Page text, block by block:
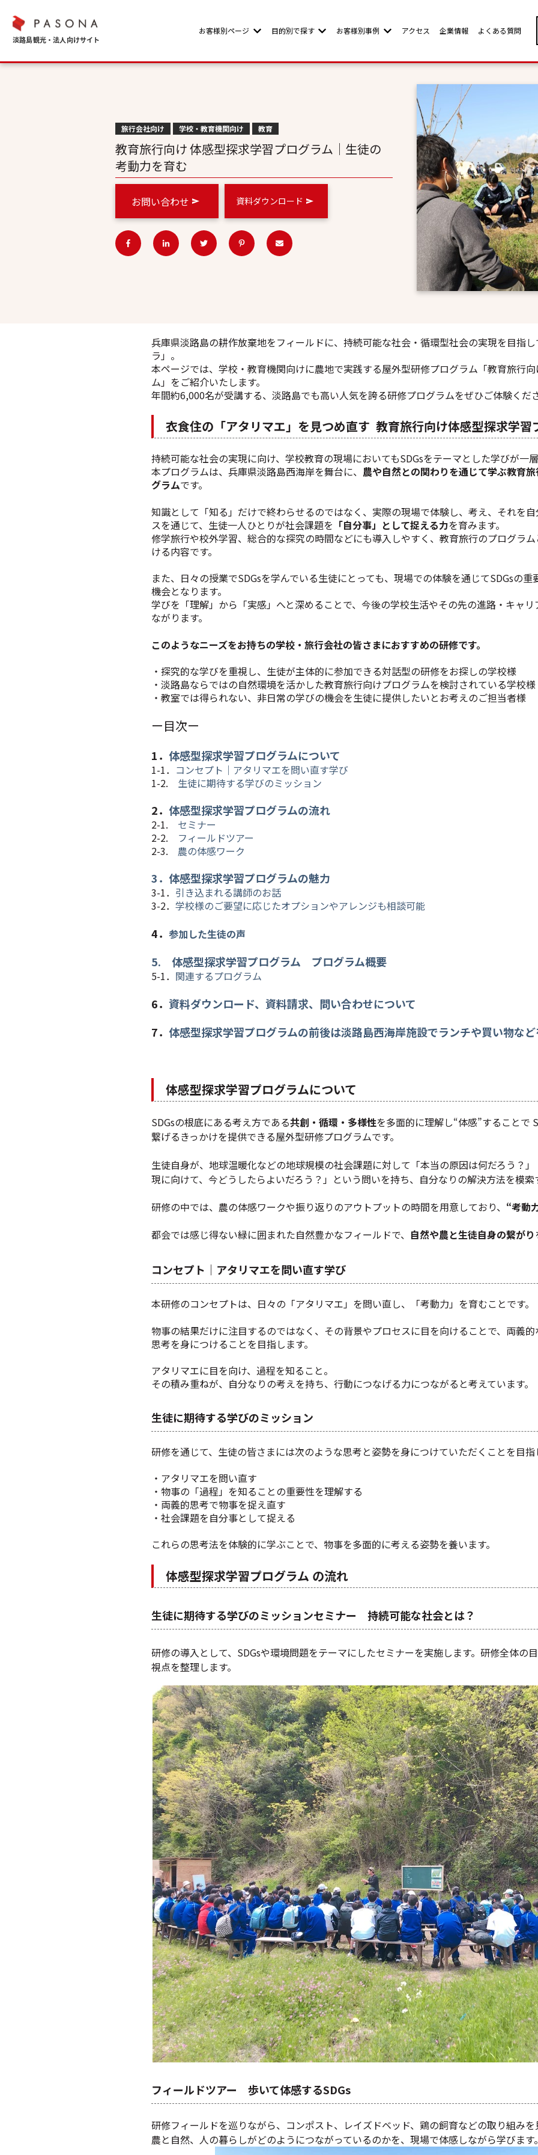
お客様別ページ Show submenu for お客様別ページ
目的別で探す Show submenu for 目的別で探す
お客様別事例 Show submenu for お客様別事例
アクセス 企業情報 よくある質問
旅行会社向け 学校・教育機関向け 教育
教育旅行向け 体感型探求学習プログラム｜生徒の
考動力を育む
お問い合わせ 資料ダウンロード
兵庫県淡路島の耕作放棄地をフィールドに、持続可能な社会・循環型社会の実現を目指
ラ」。​
本ページでは、学校・教育機関向けに農地で実践する屋外型研修プログラム「教育旅行
ム」をご紹介いたします。​
年間約6,000名が受講する、淡路島でも高い人気を誇る研修プログラムをぜひご体験くだ
衣食住の「アタリマエ」を見つめ直す 教育旅行向け体感型探求学
持続可能な社会の実現に向け、学校教育の現場においてもSDGsをテーマとした学びが一
本プログラムは、兵庫県淡路島西海岸を舞台に、 農や自然との関わりを通じて学ぶ教育
グラムです。
知識として「知る」だけで終わらせるのではなく、実際の現場で体験し、考え、それを
スを通じて、生徒一人ひとりが社会課題を 「自分事」として捉える力を育みます。​
修学旅行や校外学習、総合的な探究の時間などにも導入しやすく、教育旅行のプログラ
ける内容です。
また、日々の授業でSDGsを学んでいる生徒にとっても、現場での体験を通じてSDGsの
機会となります。
学びを「理解」から「実感」へと深めることで、今後の学校生活やその先の進路・キャ
ながります。
このようなニーズをお持ちの学校・旅行会社の皆さまにおすすめの研修です。
・探究的な学びを重視し、生徒が主体的に参加できる対話型の研修をお探しの学校様​
・淡路島ならではの自然環境を活かした教育旅行向けプログラムを検討されている学校
・教室では得られない、非日常の学びの機会を生徒に提供したいとお考えのご担当者様
ー目次ー
1． 体感型探求学習プログラムについて
1-1． コンセプト｜アタリマエを問い直す学び
1-2. 生徒に期待する学びのミッション
2． 体感型探求学習プログラムの流れ
2-1. セミナー
2-2. フィールドツアー
2-3. 農の体感ワーク
3．体感型探求学習プログラムの魅力
3-1． 引き込まれる講師のお話
3-2． 学校様のご要望に応じたオプションやアレンジも相談可能
4． 参加した生徒の声
5. 体感型探求学習プログラム プログラム概要
5-1． 関連するプログラム
6． 資料ダウンロード、資料請求、問い合わせについて
7． 体感型探求学習プログラムの前後は淡路島西海岸施設でランチや買い物な
体感型探求学習プログラムについて
SDGsの根底にある考え方である共創・循環・多様性を多面的に理解し“体感”することで
繋げるきっかけを提供できる屋外型研修プログラムです。
生徒自身が、地球温暖化などの地球規模の社会課題に対して「本当の原因は何だろう？
現に向けて、今どうしたらよいだろう？」という問いを持ち、自分なりの解決方法を模索
研修の中では、農の体感ワークや振り返りのアウトプットの時間を用意しており、 “考動
都会では感じ得ない緑に囲まれた自然豊かなフィールドで、 自然や農と生徒自身の繋がり
コンセプト｜アタリマエを問い直す学び
本研修のコンセプトは、日々の「アタリマエ」を問い直し、「考動力」を育むことです。
物事の結果だけに注目するのではなく、その背景やプロセスに目を向けることで、両義
思考を身につけることを目指します。
アタリマエに目を向け、過程を知ること。
その積み重ねが、自分なりの考えを持ち、行動につなげる力につながると考えています。
生徒に期待する学びのミッション
研修を通じて、生徒の皆さまには次のような思考と姿勢を身につけていただくことを目指
・アタリマエを問い直す
・物事の「過程」を知ることの重要性を理解する
・両義的思考で物事を捉え直す
・社会課題を自分事として捉える
これらの思考法を体験的に学ぶことで、物事を多面的に考える姿勢を養います。
体感型探求学習プログラム の流れ
生徒に期待する学びのミッションセミナー 持続可能な社会とは？
研修の導入として、SDGsや環境問題をテーマにしたセミナーを実施します。研修全体の
視点を整理します。
フィールドツアー 歩いて体感するSDGs
研修フィールドを巡りながら、コンポスト、レイズドベッド、鶏の飼育などの取り組みを
農と自然、人の暮らしがどのようにつながっているのかを、現場で体感しながら学びます